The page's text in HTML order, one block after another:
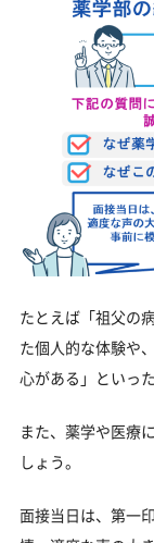
たとえば「祖父の
た個人的な体験や
心がある」といっ
また、薬学や医療
しょう。
面接当日は、第一